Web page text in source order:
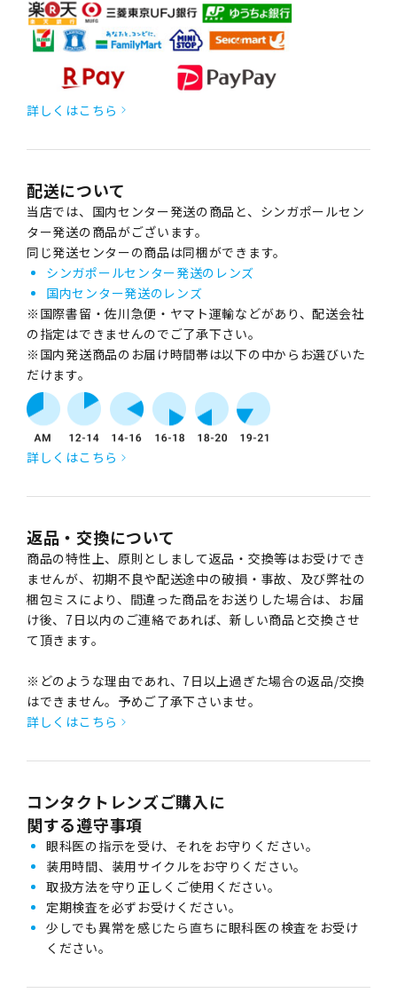
詳しくはこちら
配送について
当店では、国内センター発送の商品と、シンガポールセン
ター発送の商品がございます。
同じ発送センターの商品は同梱ができます。
シンガポールセンター発送のレンズ
国内センター発送のレンズ
※国際書留・佐川急便・ヤマト運輸などがあり、配送会社
の指定はできませんのでご了承下さい。
※国内発送商品のお届け時間帯は以下の中からお選びいた
だけます。
詳しくはこちら
返品・交換について
商品の特性上、原則としまして返品・交換等はお受けでき
ませんが、初期不良や配送途中の破損・事故、及び弊社の
梱包ミスにより、間違った商品をお送りした場合は、お届
け後、7日以内のご連絡であれば、新しい商品と交換させ
て頂きます。
※どのような理由であれ、7日以上過ぎた場合の返品/交換
はできません。予めご了承下さいませ。
詳しくはこちら
コンタクトレンズご購入に
関する遵守事項
眼科医の指示を受け、それをお守りください。
装用時間、装用サイクルをお守りください。
取扱方法を守り正しくご使用ください。
定期検査を必ずお受けください。
少しでも異常を感じたら直ちに眼科医の検査をお受け
ください。